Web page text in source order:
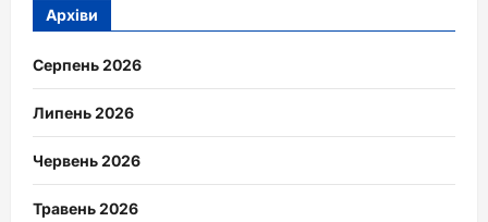
Архіви
Серпень 2026
Липень 2026
Червень 2026
Травень 2026